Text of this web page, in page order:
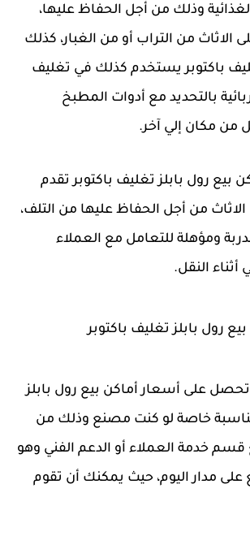
وذلك من أجل الحفاظ عليها،
الاثاث من التراب أو من الغبار، كذلك
باكتوبر يستخدم كذلك في تغليف
بالتحديد مع أدوات المطبخ
من مكان إلي آخر.
رول بابلز تغليف باكتوبر تقدم
من أجل الحفاظ عليها من التلف،
ومؤهلة للتعامل مع العملاء
النقل.
رول بابلز تغليف باكتوبر
على أسعار أماكن بيع رول بابلز
مناسبة خاصة لو كنت مصنع وذلك من
قسم خدمة العملاء أو الدعم الفني وهو
على مدار اليوم، حيث يمكنك أن تقوم